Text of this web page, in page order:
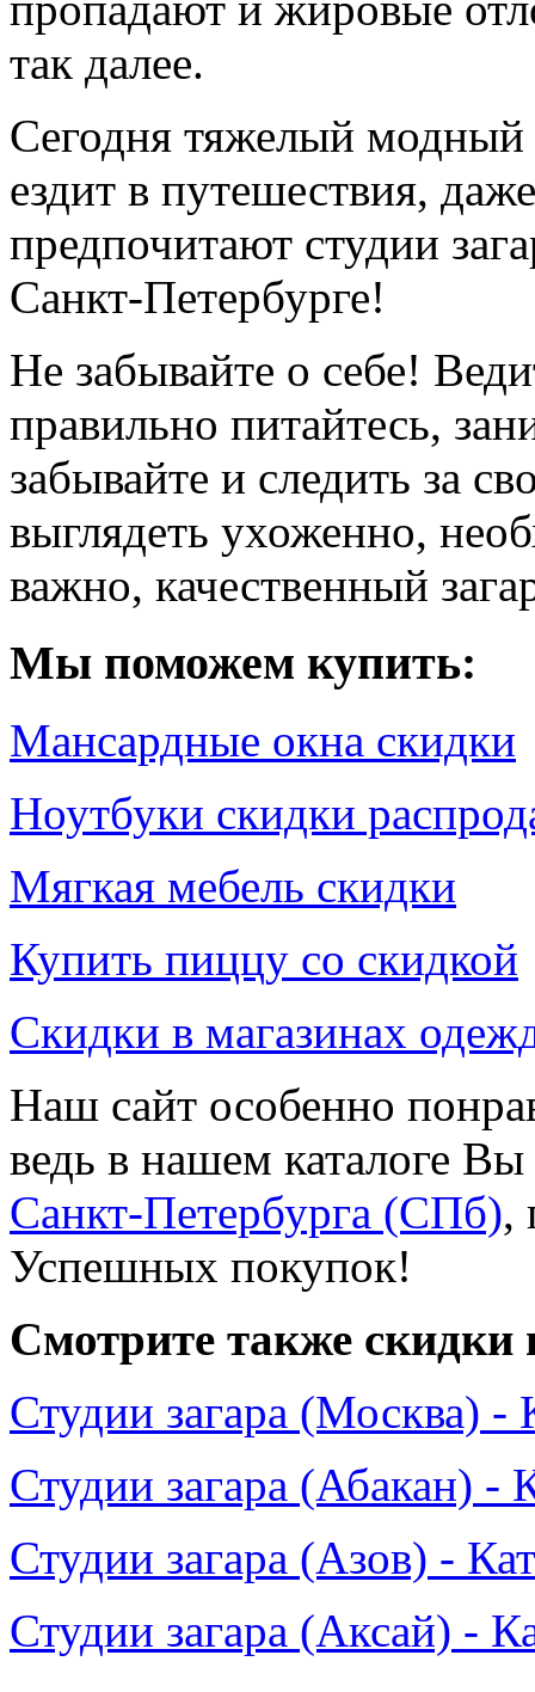
так далее.
Сегодня тяжелый
ездит в путешествия,
предпочитают студии
Санкт-Петербурге!
Не забывайте о себе!
правильно питайтесь,
забывайте и следить за
выглядеть ухоженно,
важно, качественный
Мы поможем купить:
Мансардные окна скидки
Ноутбуки скидки
Мягкая мебель скидки
Купить пиццу со скидкой
Скидки в магазинах
Наш сайт особенно
ведь в нашем каталоге
Санкт-Петербурга (СПб),
Успешных покупок!
Смотрите также скидки
Студии загара (Москва) -
Студии загара (Абакан) -
Студии загара (Азов) -
Студии загара (Аксай) -